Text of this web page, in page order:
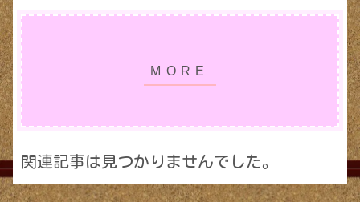
関連記事は見つかりませんでした。